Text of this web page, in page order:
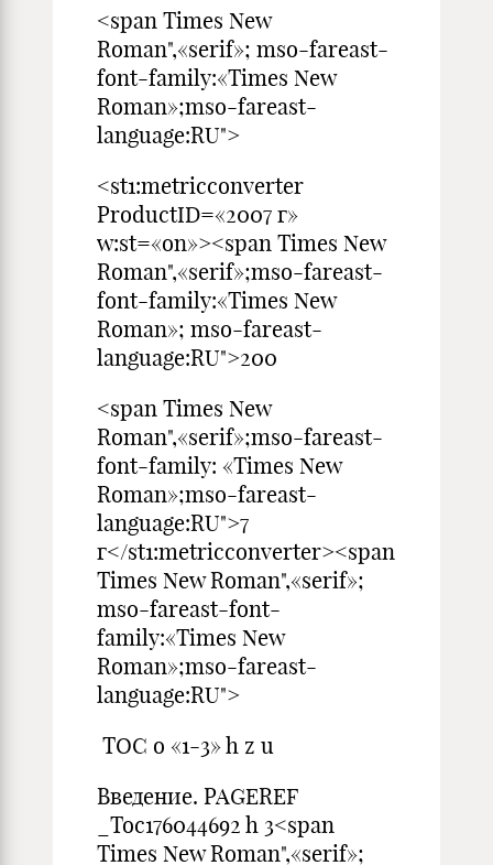
<span Times New
Roman",«serif»; mso-fareast-
font-family:«Times New
Roman»;mso-fareast-
language:RU">
<st1:metricconverter
ProductID=«2007 г»
w:st=«on»><span Times New
Roman",«serif»;mso-fareast-
font-family:«Times New
Roman»; mso-fareast-
language:RU">200
<span Times New
Roman",«serif»;mso-fareast-
font-family: «Times New
Roman»;mso-fareast-
language:RU">7
г</st1:metricconverter><span
Times New Roman",«serif»;
mso-fareast-font-
family:«Times New
Roman»;mso-fareast-
language:RU">
TOC o «1-3» h z u
Введение. PAGEREF
_Toc176044692 h 3<span
Times New Roman",«serif»;